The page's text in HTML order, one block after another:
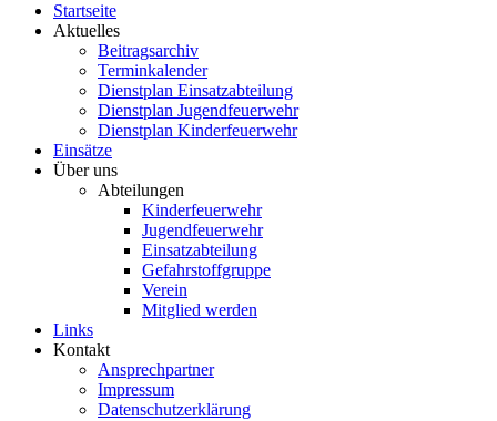
Startseite
Aktuelles
Beitragsarchiv
Terminkalender
Dienstplan Einsatzabteilung
Dienstplan Jugendfeuerwehr
Dienstplan Kinderfeuerwehr
Einsätze
Über uns
Abteilungen
Kinderfeuerwehr
Jugendfeuerwehr
Einsatzabteilung
Gefahrstoffgruppe
Verein
Mitglied werden
Links
Kontakt
Ansprechpartner
Impressum
Datenschutzerklärung